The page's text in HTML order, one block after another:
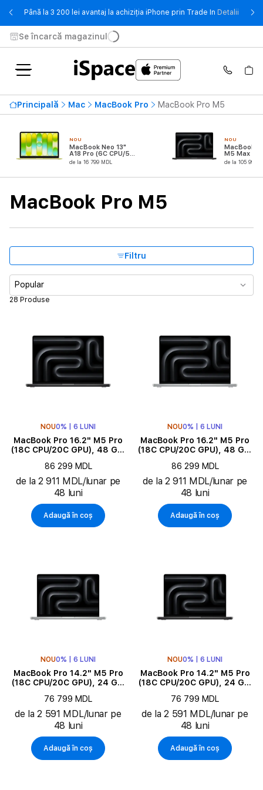
Până la 3 200 lei avantaj la achiziția iPhone prin Trade In Detalii -
Se încarcă magazinul
Principală Mac MacBook Pro MacBook Pro M5
NOU
MacBook Neo 13"
A18 Pro (6C CPU/5C
GPU)
de la 16 799 MDL
NOU
MacBook
M5 Max
CPU/32C
de la 105 999
MacBook Pro M5
Filtru
Disponibilitate
Cel mai mare preț192 999 MDL
De la
Memorie RAM
Memorie
Subtip produs
Tipul de produs
Limba tastaturii
28 Produse
Popular
NOU0% | 6 LUNI
MacBook Pro 16.2" M5 Pro
(18C CPU/20C GPU), 48 GB,
86 299 MDL
de la 2 911 MDL/lunar pe
48 luni
Adaugă în coș
NOU0% | 6 LUNI
MacBook Pro 16.2" M5 Pro
(18C CPU/20C GPU), 48 GB,
86 299 MDL
de la 2 911 MDL/lunar pe
48 luni
Adaugă în coș
NOU0% | 6 LUNI
MacBook Pro 14.2" M5 Pro
(18C CPU/20C GPU), 24 GB,
76 799 MDL
de la 2 591 MDL/lunar pe
48 luni
Adaugă în coș
NOU0% | 6 LUNI
MacBook Pro 14.2" M5 Pro
(18C CPU/20C GPU), 24 GB,
76 799 MDL
de la 2 591 MDL/lunar pe
48 luni
Adaugă în coș